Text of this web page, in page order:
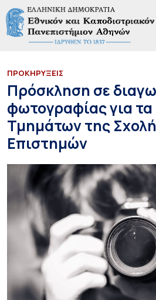
ΠΡΟΚΗΡΥΞΕΙΣ
Πρόσκληση σε
φωτογραφίας για
Τμημάτων της
Επιστημών